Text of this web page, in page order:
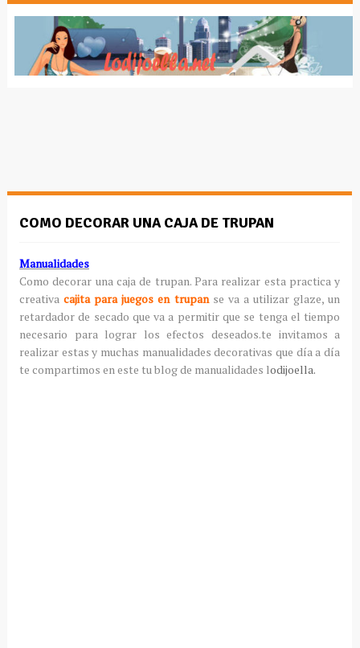
COMO DECORAR UNA CAJA DE TRUPAN
Manualidades
Como decorar una caja de trupan. Para realizar esta practica y
creativacajita para juegos en trupanse va a utilizarglaze, un
retardador de secado que va a permitir que se tenga el tiempo
necesario para lograr los efectos deseados.te invitamos a
realizar estas y muchas manualidades decorativas que día a día
te compartimos en este tu blog de manualidades lodijoella.